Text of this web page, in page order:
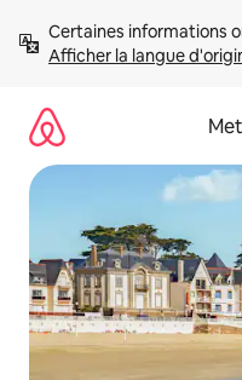
directement
Afficher la langue